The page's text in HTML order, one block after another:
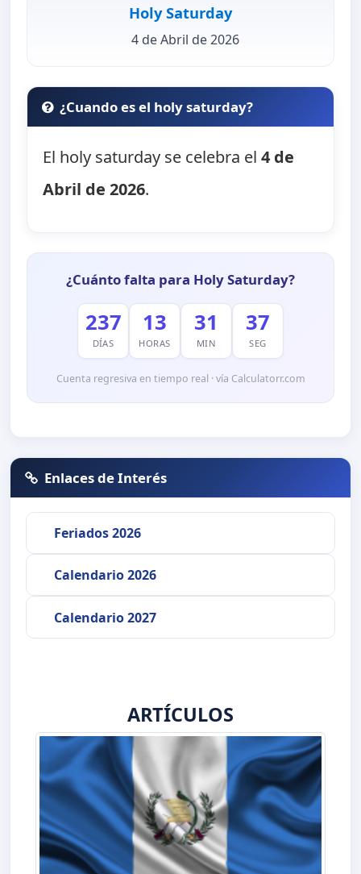
Holy Saturday
4 de Abril de 2026
¿Cuando es el holy saturday?
El holy saturday se celebra el4 de
Abril de 2026.
¿Cuánto falta para Holy Saturday?
237
DÍAS
13
HORAS
31
MIN
37
SEG
Cuenta regresiva en tiempo real · vía Calculatorr.com
Enlaces de Interés
Feriados 2026
Calendario 2026
Calendario 2027
ARTÍCULOS